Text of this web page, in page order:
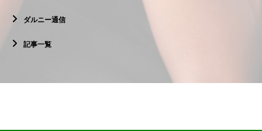
ダルニー通信
記事一覧